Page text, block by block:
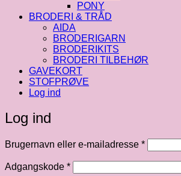
PONY
BRODERI & TRÅD
AIDA
BRODERIGARN
BRODERIKITS
BRODERI TILBEHØR
GAVEKORT
STOFPRØVE
Log ind
Log ind
Brugernavn eller e-mailadresse *Påkrævet
Adgangskode *Påkrævet